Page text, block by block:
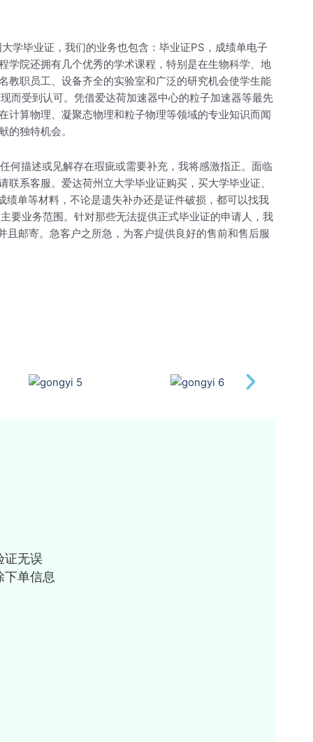
学毕业证，我们的业务也包含：毕业证PS，成绩单电子
学院还拥有几个优秀的学术课程，特别是在生物科学、地
教职员工、设备齐全的实验室和广泛的研究机会使学生能
而受到认可。凭借爱达荷加速器中心的粒子加速器等最先
计算物理、凝聚态物理和粒子物理等领域的专业知识而闻
独特机会。
何描述或见解存在瑕疵或需要补充，我将感激指正。面临
系客服。爱达荷州立大学毕业证购买，买大学毕业证、
单等材料，不论是遗失补办还是证件破损，都可以找我
要业务范围。针对那些无法提供正式毕业证的申请人，我
邮寄。急客户之所急，为客户提供良好的售前和售后服
证无误
下单信息